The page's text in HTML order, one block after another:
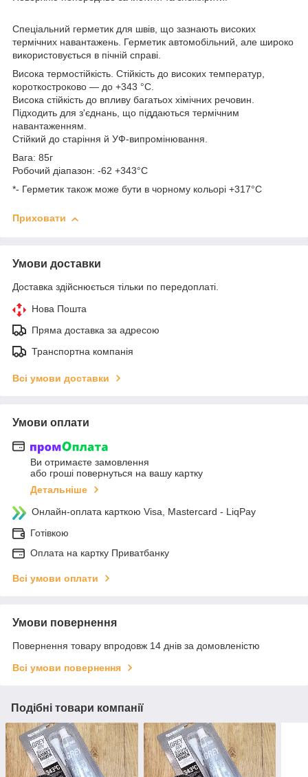
Спеціальний герметик для швів, що зазнають високих
термічних навантажень. Герметик автомобільний, але широко
використовується в пічній справі.
Висока термостійкість. Стійкість до високих температур,
короткостроково — до +343 °C.
Висока стійкість до впливу багатьох хімічних речовин.
Підходить для з'єднань, що піддаються термічним
навантаженням.
Стійкий до старіння й УФ-випромінювання.
Вага: 85г
Робочий діапазон: -62 +343°С
*- Герметик також може бути в чорному кольорі +317°С
Приховати
Умови доставки
Доставка здійснюється тільки по передоплаті.
Нова Пошта
Пряма доставка за адресою
Транспортна компанія
Всі умови доставки
Умови оплати
Ви отримаєте замовлення
або гроші повернуться на вашу картку
Детальніше
Онлайн-оплата карткою Visa, Mastercard - LiqPay
Готівкою
Оплата на картку Приватбанку
Всі умови оплати
Умови повернення
Повернення товару впродовж 14 днів за домовленістю
Всі умови повернення
Подібні товари компанії